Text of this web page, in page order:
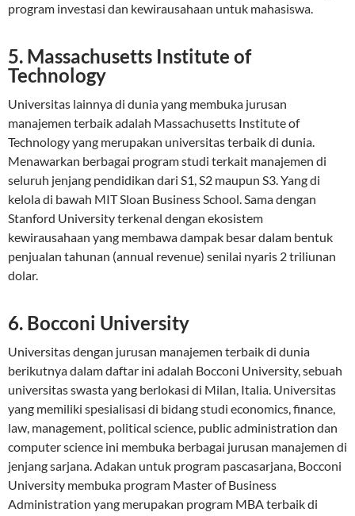
program investasi dan kewirausahaan untuk mahasiswa.
5. Massachusetts Institute of
Technology
Universitas lainnya di dunia yang membuka jurusan
manajemen terbaik adalah Massachusetts Institute of
Technology yang merupakan universitas terbaik di dunia.
Menawarkan berbagai program studi terkait manajemen di
seluruh jenjang pendidikan dari S1, S2 maupun S3. Yang di
kelola di bawah MIT Sloan Business School. Sama dengan
Stanford University terkenal dengan ekosistem
kewirausahaan yang membawa dampak besar dalam bentuk
penjualan tahunan (annual revenue) senilai nyaris 2 triliunan
dolar.
6. Bocconi University
Universitas dengan jurusan manajemen terbaik di dunia
berikutnya dalam daftar ini adalah Bocconi University, sebuah
universitas swasta yang berlokasi di Milan, Italia. Universitas
yang memiliki spesialisasi di bidang studi economics, finance,
law, management, political science, public administration dan
computer science ini membuka berbagai jurusan manajemen di
jenjang sarjana. Adakan untuk program pascasarjana, Bocconi
University membuka program Master of Business
Administration yang merupakan program MBA terbaik di